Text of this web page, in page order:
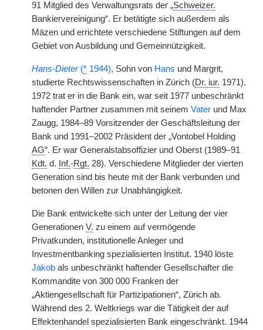
91 Mitglied des Verwaltungsrats der „Schweizer.
Bankiervereinigung“. Er betätigte sich außerdem als
Mäzen und errichtete verschiedene Stiftungen auf dem
Gebiet von Ausbildung und Gemeinnützigkeit.
Hans-Dieter(* 1944), Sohn von Hans und Margrit,
studierte Rechtswissenschaften in Zürich (Dr. iur. 1971).
1972 trat er in die Bank ein, war seit 1977 unbeschränkt
haftender Partner zusammen mit seinem Vater und Max
Zaugg, 1984–89 Vorsitzender der Geschäftsleitung der
Bank und 1991–2002 Präsident der „Vontobel Holding
AG“. Er war Generalstabsoffizier und Oberst (1989–91
Kdt. d. Inf.-Rgt. 28). Verschiedene Mitglieder der vierten
Generation sind bis heute mit der Bank verbunden und
betonen den Willen zur Unabhängigkeit.
Die Bank entwickelte sich unter der Leitung der vier
Generationen V. zu einem auf vermögende
Privatkunden, institutionelle Anleger und
Investmentbanking spezialisierten Institut. 1940 löste
Jakob als unbeschränkt haftender Gesellschafter die
Kommandite von 300 000 Franken der
„Aktiengesellschaft für Partizipationen“, Zürich ab.
Während des 2. Weltkriegs war die Tätigkeit der auf
Effektenhandel spezialisierten Bank eingeschränkt. 1944